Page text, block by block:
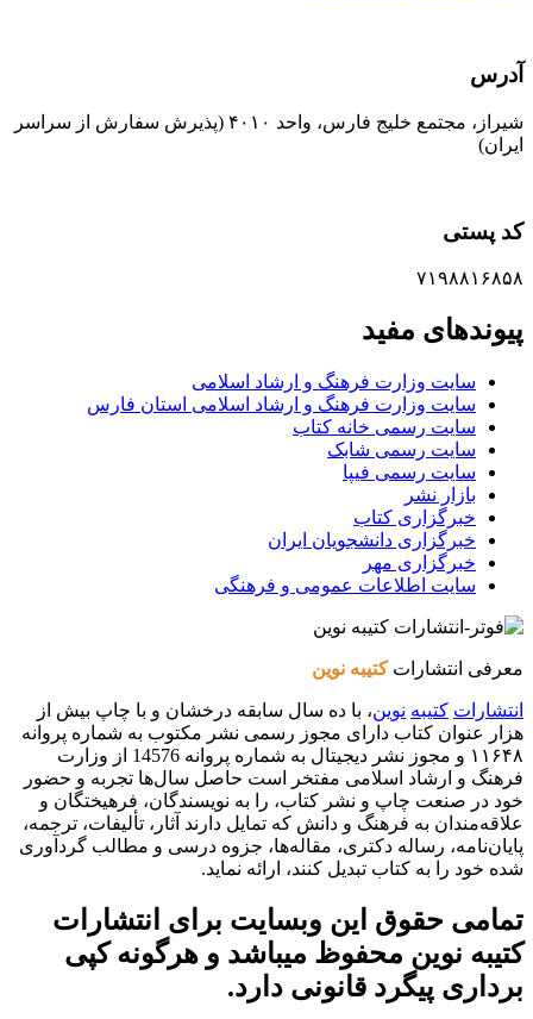
آدرس
شیراز، مجتمع خلیج فارس، واحد ۴۰۱۰ (پذیرش سفارش از سراسر
ایران)
کد پستی
۷۱۹۸۸۱۶۸۵۸
پیوندهای مفید
سایت وزارت فرهنگ و ارشاد اسلامی
سایت وزارت فرهنگ و ارشاد اسلامی استان فارس
سایت رسمی خانه کتاب
سایت رسمی شابک
سایت رسمی فیپا
بازار نشر
خبرگزاری کتاب
خبرگزاری دانشجویان ایران
خبرگزاری مهر
سایت اطلاعات عمومی و فرهنگی
معرفی انتشاراتکتیبه نوین
انتشارات کتیبه نوین، با ده سال سابقه درخشان و با چاپ بیش از
هزار عنوان کتاب دارای مجوز رسمی نشر مکتوب به شماره پروانه
۱۱۶۴۸ و مجوز نشر دیجیتال به شماره پروانه 14576 از وزارت
فرهنگ و ارشاد اسلامی مفتخر است حاصل سال‌ها تجربه و حضور
خود در صنعت چاپ و نشر کتاب، را به نویسندگان، فرهیختگان و
علاقه‌مندان به فرهنگ و دانش که تمایل دارند آثار، تألیفات، ترجمه،
پایان‌نامه، رساله دکتری، مقاله‌ها، جزوه درسی و مطالب گردآوری
شده خود را به کتاب تبدیل کنند، ارائه نماید.
تمامی حقوق این وبسایت برای انتشارات
کتیبه نوین محفوظ میباشد و هرگونه کپی
برداری پیگرد قانونی دارد.